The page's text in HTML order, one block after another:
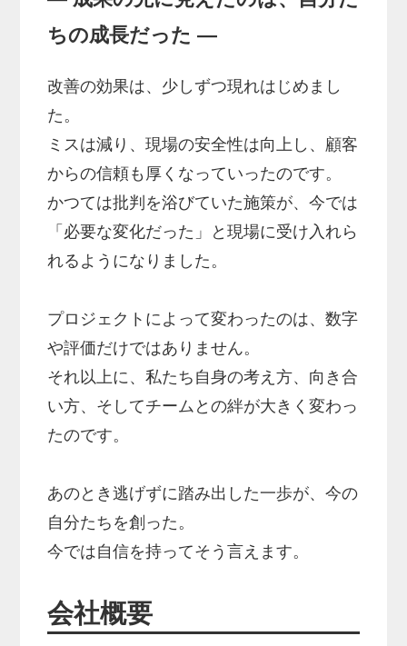
ちの成長だった ―
改善の効果は、少しずつ現れはじめまし
た。
ミスは減り、現場の安全性は向上し、顧客
からの信頼も厚くなっていったのです。
かつては批判を浴びていた施策が、今では
「必要な変化だった」と現場に受け入れら
れるようになりました。
プロジェクトによって変わったのは、数字
や評価だけではありません。
それ以上に、私たち自身の考え方、向き合
い方、そしてチームとの絆が大きく変わっ
たのです。
あのとき逃げずに踏み出した一歩が、今の
自分たちを創った。
今では自信を持ってそう言えます。
会社概要